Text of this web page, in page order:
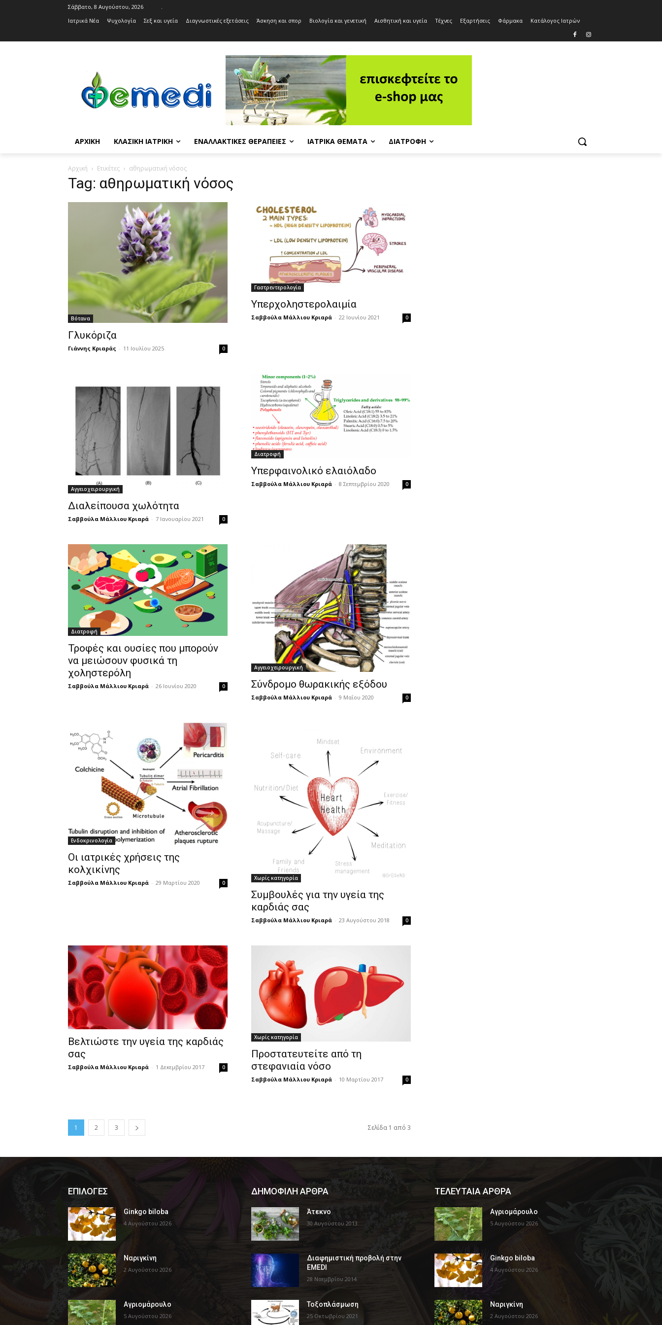
Σάββατο, 8 Αυγούστου, 2026
.
Ιατρικά Νέα
Ψυχολογία Σεξ και υγεία Διαγνωστικές εξετάσεις Άσκηση και σπορ Βιολογία και γενετική Αισθητική και υγεία Τέχνες Εξαρτήσεις Φάρμακα Κατάλογος Ιατρών
ΑΡΧΙΚΉ ΚΛΑΣΙΚΉ ΙΑΤΡΙΚΉ ΕΝΑΛΛΑΚΤΙΚΈΣ ΘΕΡΑΠΕΊΕΣ ΙΑΤΡΙΚΆ ΘΈΜΑΤΑ ΔΙΑΤΡΟΦΉ
Αρχική Ετικέτες αθηρωματική νόσος
Tag: αθηρωματική νόσος
Βότανα
Γλυκόριζα
Γιάννης Κριαράς - 11 Ιουλίου 2025 0
Γαστρεντερολογία
Υπερχοληστερολαιμία
Σαββούλα Μάλλιου Κριαρά - 22 Ιουνίου 2021 0
Αγγειοχειρουργική
Διαλείπουσα χωλότητα
Σαββούλα Μάλλιου Κριαρά - 7 Ιανουαρίου 2021 0
Διατροφή
Υπερφαινολικό ελαιόλαδο
Σαββούλα Μάλλιου Κριαρά - 8 Σεπτεμβρίου 2020 0
Διατροφή
Τροφές και ουσίες που μπορούν
να μειώσουν φυσικά τη
χοληστερόλη
Σαββούλα Μάλλιου Κριαρά - 26 Ιουνίου 2020 0
Αγγειοχειρουργική
Σύνδρομο θωρακικής εξόδου
Σαββούλα Μάλλιου Κριαρά - 9 Μαΐου 2020 0
Ενδοκρινολογία
Οι ιατρικές χρήσεις της
κολχικίνης
Σαββούλα Μάλλιου Κριαρά - 29 Μαρτίου 2020 0
Χωρίς κατηγορία
Συμβουλές για την υγεία της
καρδιάς σας
Σαββούλα Μάλλιου Κριαρά - 23 Αυγούστου 2018 0
Βελτιώστε την υγεία της καρδιάς
σας
Σαββούλα Μάλλιου Κριαρά - 1 Δεκεμβρίου 2017 0
Χωρίς κατηγορία
Προστατευτείτε από τη
στεφανιαία νόσο
Σαββούλα Μάλλιου Κριαρά - 10 Μαρτίου 2017 0
1 2 3 Σελίδα 1 από 3
ΕΠΙΛΟΓΕΣ
Ginkgo biloba
4 Αυγούστου 2026
Ναριγκίνη
2 Αυγούστου 2026
Αγριομάρουλο
5 Αυγούστου 2026
ΔΗΜΟΦΙΛΗ ΑΡΘΡΑ
Άτεκνο
30 Αυγούστου 2013
Διαφημιστική προβολή στην
EMEDI
28 Νοεμβρίου 2014
Τοξοπλάσμωση
25 Οκτωβρίου 2021
ΤΕΛΕΥΤΑΙΑ ΑΡΘΡΑ
Αγριομάρουλο
5 Αυγούστου 2026
Ginkgo biloba
4 Αυγούστου 2026
Ναριγκίνη
2 Αυγούστου 2026